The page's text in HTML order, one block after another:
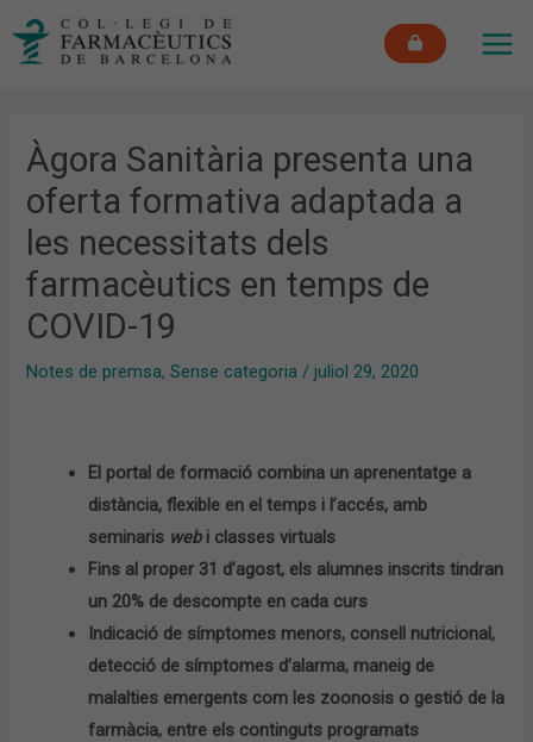
Àgora Sanitària presenta una
oferta formativa adaptada a
les necessitats dels
farmacèutics en temps de
COVID-19
Notes de premsa,Sense categoria /juliol 29, 2020
El portal de formació combina un aprenentatge a
distància, flexible en el temps i l’accés, amb
seminaris webi classes virtuals
Fins al proper 31 d’agost, els alumnes inscrits tindran
un 20% de descompte en cada curs
Indicació de símptomes menors, consell nutricional,
detecció de símptomes d’alarma, maneig de
malalties emergents com les zoonosis o gestió de la
farmàcia, entre els continguts programats